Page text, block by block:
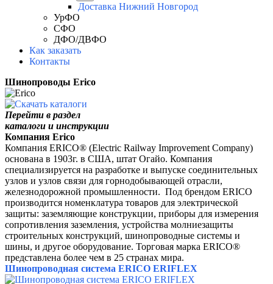
Доставка Нижний Новгород
УрФО
СФО
ДФО/ДВФО
Как заказать
Контакты
Шинопроводы Erico
Перейти в раздел
каталоги и инструкции
Компания Erico
Компания ERICO® (Electric Railway Improvement Company)
основана в 1903г. в США, штат Огайо. Компания
специализируется на разработке и выпуске соединительных
узлов и узлов связи для горнодобывающей отрасли,
железнодорожной промышленности. Под брендом ERICO
производится номенклатура товаров для электрической
защиты: заземляющие конструкции, приборы для измерения
сопротивления заземления, устройства молниезащиты
строительных конструкций, шинопроводные системы и
шины, и другое оборудование. Торговая марка ERICO®
представлена более чем в 25 странах мира.
Шинопроводная система ERICO ERIFLEX